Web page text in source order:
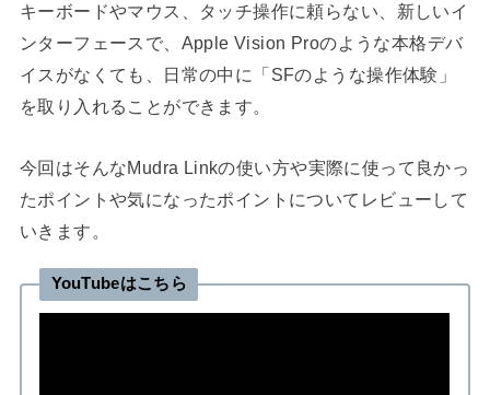
キーボードやマウス、タッチ操作に頼らない、新しいイ
ンターフェースで、Apple Vision Proのような本格デバ
イスがなくても、日常の中に「SFのような操作体験」
を取り入れることができます。
今回はそんなMudra Linkの使い方や実際に使って良かっ
たポイントや気になったポイントについてレビューして
いきます。
YouTubeはこちら